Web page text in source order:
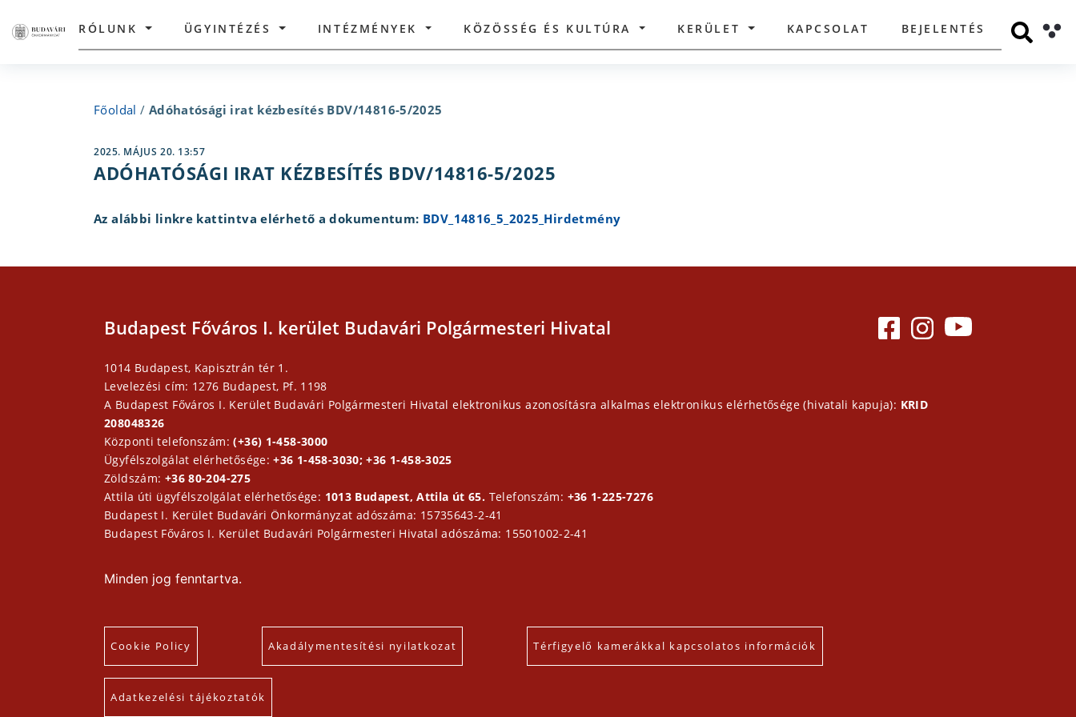
RÓLUNK ÜGYINTÉZÉS INTÉZMÉNYEK KÖZÖSSÉG ÉS KULTÚRA KERÜLET KAPCSOLAT BEJELENTÉS
Főoldal / Adóhatósági irat kézbesítés BDV/14816-5/2025
2025. MÁJUS 20. 13:57
ADÓHATÓSÁGI IRAT KÉZBESÍTÉS BDV/14816-5/2025
Az alábbi linkre kattintva elérhető a dokumentum: BDV_14816_5_2025_Hirdetmény
Budapest Főváros I. kerület Budavári Polgármesteri Hivatal
1014 Budapest, Kapisztrán tér 1.
Levelezési cím: 1276 Budapest, Pf. 1198
A Budapest Főváros I. Kerület Budavári Polgármesteri Hivatal elektronikus azonosításra alkalmas elektronikus elérhetősége (hivatali kapuja): KRID
208048326
Központi telefonszám:(+36) 1-458-3000
Ügyfélszolgálat elérhetősége:+36 1-458-3030; +36 1-458-3025
Zöldszám: +36 80-204-275
Attila úti ügyfélszolgálat elérhetősége: 1013 Budapest, Attila út 65. Telefonszám: +36 1-225-7276
Budapest I. Kerület Budavári Önkormányzat adószáma: 15735643-2-41
Budapest Főváros I. Kerület Budavári Polgármesteri Hivatal adószáma: 15501002-2-41
Minden jog fenntartva.
Cookie Policy Akadálymentesítési nyilatkozat Térfigyelő kamerákkal kapcsolatos információk
Adatkezelési tájékoztatók